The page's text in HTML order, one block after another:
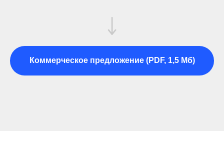
Коммерческое предложение (PDF, 1,5 Мб)